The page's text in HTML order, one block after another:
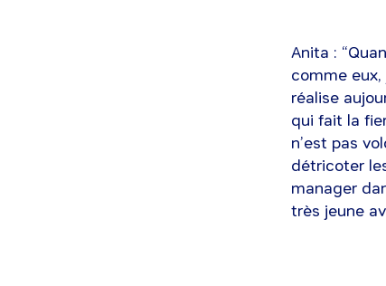
Anita :
comme eux,
réalise
qui fait la
n’est pas
détricoter
manager
très jeune